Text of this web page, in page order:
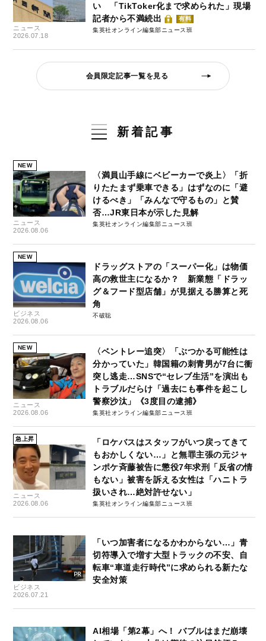
ニュース
2026.07.18
い 「TikToker化まで求められた」現場
記者から不満続出
有料
集英社オンライン編集部ニュース班
会員限定記事一覧を見る
新着記事
NEW
ニュース
2026.08.06
〈満員山手線にベビーカーで炎上〉「折
りたたまず乗車できる」はずなのに「避
けるべき」「みんなで守るもの」と賛
否…JR東日本が示した見解
集英社オンライン編集部ニュース班
NEW
ビジネス
2026.08.06
ドラッグストアの「スーパー化」は物価
高の救世主になるか？ 新業態「ドラッ
グ＆フード型店舗」が見据える勝算と死
角
不破聡
NEW
ニュース
2026.08.06
〈ベントレー追突〉「ぶつかる可能性は
分かっていた」韓国籍の刺青男が7台に衝
突し逃走…SNSで“セレブ生活”を演出も
トラブルだらけ「過去にも事件を起こし
警察沙汰」《3度目の逮捕》
集英社オンライン編集部ニュース班
急上昇
ニュース
2026.08.06
「ロケバスはスタッフがいつ戻ってきて
もおかしくない…」と無罪主張の元ジャ
ンポケ斉藤被告に懲役7年求刑「反省の情
もない」被害を訴える女性は「ハニトラ
扱いされ…絶対許せない」
集英社オンライン編集部ニュース班
ビジネス
2026.07.21
「いつ加害者になるかわからない…」青
切符導入で増す大型トラックの不安、自
転車“車道走行時代”に求められる新たな
安全対策
AI相場「第2幕」へ！ バブルはまだ崩壊